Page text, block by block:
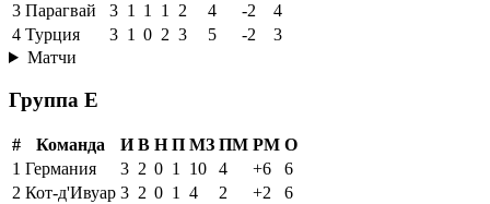
3 Парагвай 3 1 1 1 2 4 -2
4
4 Турция 3 1 0 2 3 5 -2
3
Матчи
Группа E
# Команда И В Н П МЗ ПМ РМ О
1 Германия 3 2 0 1 10 4 +6
6
2 Кот-д'Ивуар 3 2 0 1 4 2 +2
6